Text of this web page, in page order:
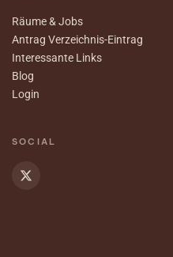
Räume & Jobs
Antrag Verzeichnis-Eintrag
Interessante Links
Blog
Login
SOCIAL